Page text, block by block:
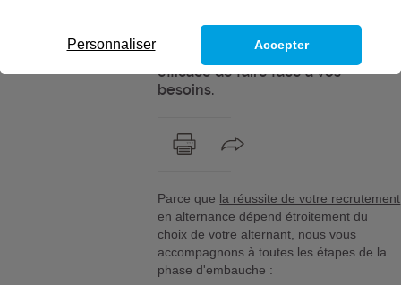
culture d'entreprise. Recrutez en
alternance, une manière simple et
efficace de faire face à vos
besoins.
Parce que la réussite de votre recrutement
en alternance dépend étroitement du
choix de votre alternant, nous vous
accompagnons à toutes les étapes de la
phase d'embauche :
Personnaliser Accepter